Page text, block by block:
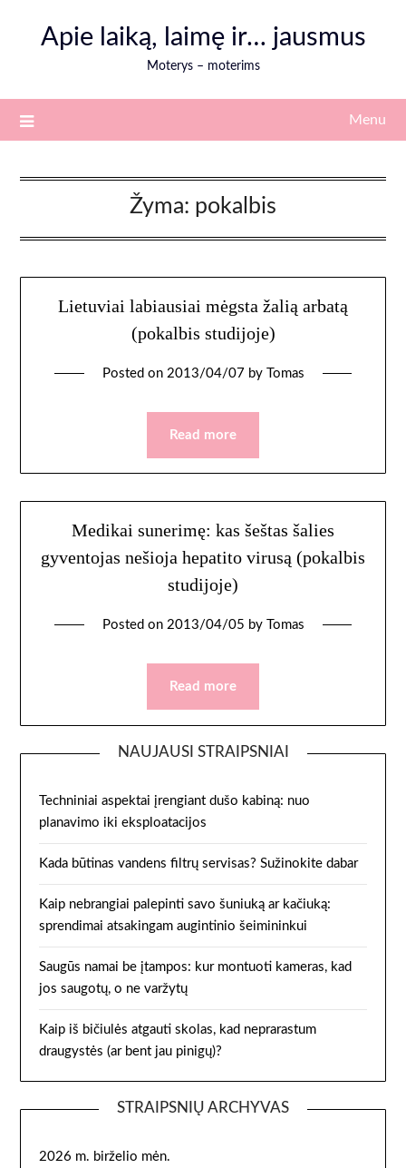
Apie laiką, laimę ir… jausmus
Moterys – moterims
Menu
Žyma: pokalbis
Lietuviai labiausiai mėgsta žalią arbatą
(pokalbis studijoje)
Posted on 2013/04/07 by Tomas
Read more
Medikai sunerimę: kas šeštas šalies
gyventojas nešioja hepatito virusą (pokalbis
studijoje)
Posted on 2013/04/05 by Tomas
Read more
NAUJAUSI STRAIPSNIAI
Techniniai aspektai įrengiant dušo kabiną: nuo
planavimo iki eksploatacijos
Kada būtinas vandens filtrų servisas? Sužinokite dabar
Kaip nebrangiai palepinti savo šuniuką ar kačiuką:
sprendimai atsakingam augintinio šeimininkui
Saugūs namai be įtampos: kur montuoti kameras, kad
jos saugotų, o ne varžytų
Kaip iš bičiulės atgauti skolas, kad neprarastum
draugystės (ar bent jau pinigų)?
STRAIPSNIŲ ARCHYVAS
2026 m. birželio mėn.